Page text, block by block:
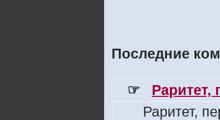
Последние
☞
Раритет,
Раритет,